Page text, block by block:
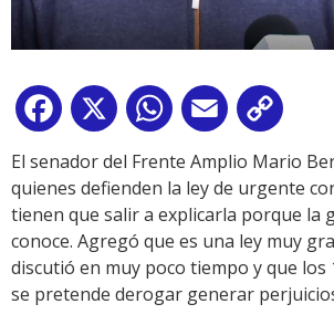
Facebook
X WhatsApp
Email
Link
El senador del Frente Amplio Mario
quienes defienden la ley de urgente
tienen que salir a explicarla porque la
conoce. Agregó que es una ley muy
discutió en muy poco tiempo y que los
se pretende derogar generar